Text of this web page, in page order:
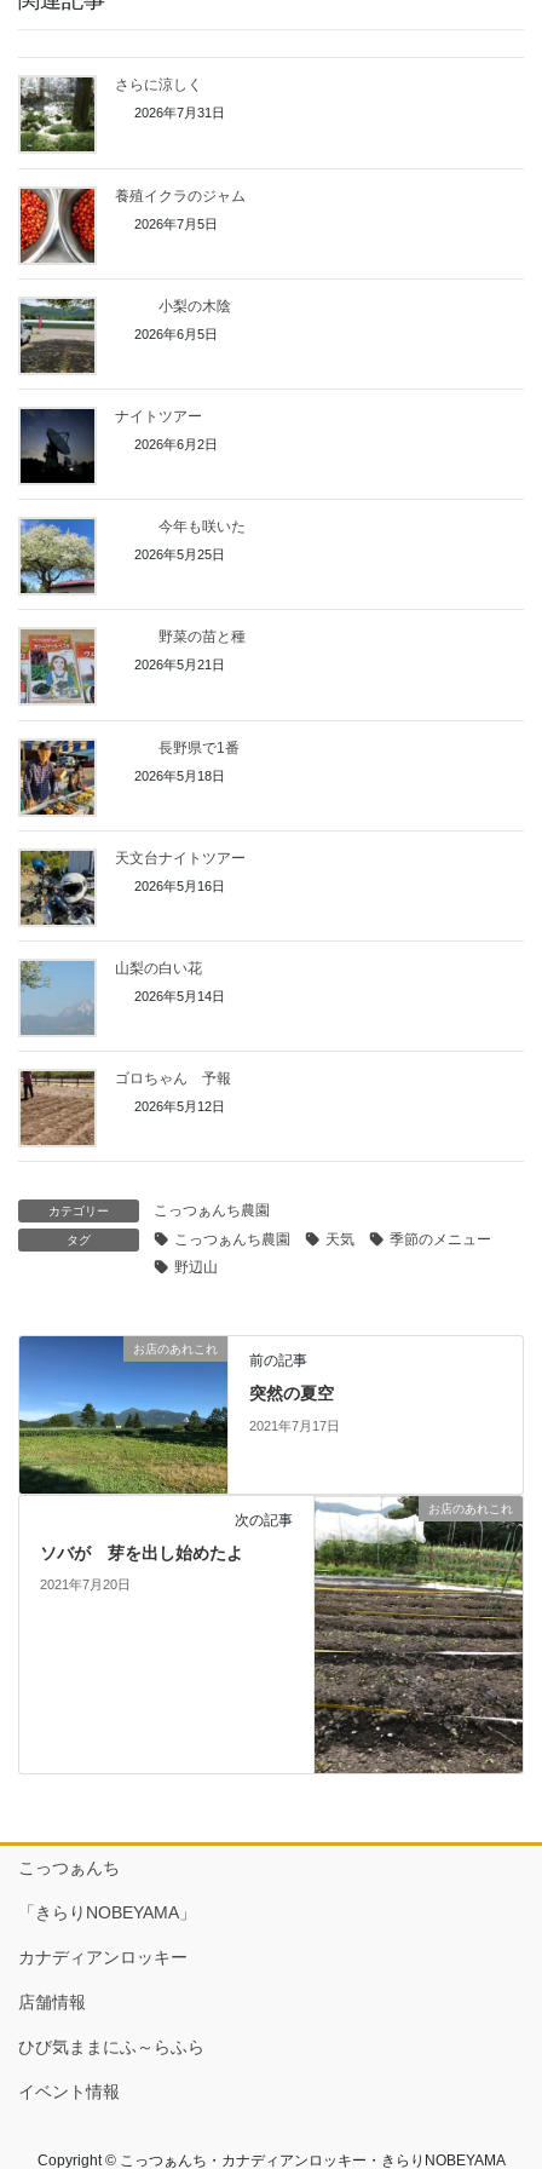
さらに涼しく
2026年7月31日
養殖イクラのジャム
2026年7月5日
小梨の木陰
2026年6月5日
ナイトツアー
2026年6月2日
今年も咲いた
2026年5月25日
野菜の苗と種
2026年5月21日
長野県で1番
2026年5月18日
天文台ナイトツアー
2026年5月16日
山梨の白い花
2026年5月14日
ゴロちゃん 予報
2026年5月12日
カテゴリー こっつぁんち農園
タグ こっつぁんち農園 天気
季節のメニュー
野辺山
お店のあれこれ
前の記事
突然の夏空
2021年7月17日
お店のあれこれ
次の記事
ソバが 芽を出し始めたよ
2021年7月20日
こっつぁんち
「きらりNOBEYAMA」
カナディアンロッキー
店舗情報
ひび気ままにふ～らふら
イベント情報
Copyright © こっつぁんち・カナディアンロッキー・きらりNOBEYAMA